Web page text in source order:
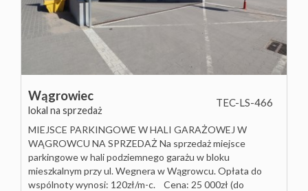
Kredyty
kosztów
Wągrowiec
lokal na sprzedaż
TEC-LS-466
MIEJSCE PARKINGOWE W HALI GARAŻOWEJ W
WĄGROWCU NA SPRZEDAŻ Na sprzedaż miejsce
parkingowe w hali podziemnego garażu w bloku
mieszkalnym przy ul. Wegnera w Wągrowcu. Opłata do
wspólnoty wynosi: 120zł/m-c. Cena: 25 000zł (do